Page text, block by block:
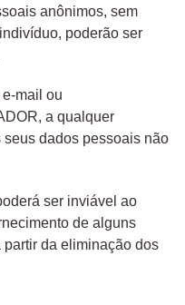
anônimos, sem
poderão ser
mail ou
a qualquer
dados pessoais não
ser inviável ao
de alguns
da eliminação dos